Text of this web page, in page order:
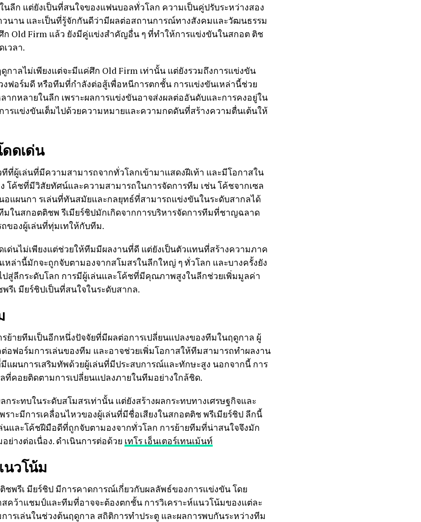
ลีก แต่ยังเป็นที่สนใจของแฟนบอลทั่วโลก ความเป็นคู่ปรับระหว่างสอง
วนาน และเป็นที่รู้จักกันดีว่ามีผลต่อสถานการณ์ทางสังคมและวัฒนธรรม
Old Firm แล้ว ยังมีคู่แข่งสำคัญอื่น ๆ ที่ทำให้การแข่งขันในสกอต ติช
วลา.
าลไม่เพียงแต่จะมีแค่ศึก Old Firm เท่านั้น แต่ยังรวมถึงการแข่งขัน
งฟอร์มดี หรือทีมที่กำลังต่อสู้เพื่อหนีการตกชั้น การแข่งขันเหล่านี้ช่วย
กหลายในลีก เพราะผลการแข่งขันอาจส่งผลต่ออันดับและการคงอยู่ใน
ารแข่งขันเต็มไปด้วยความหมายและความกดดันที่สร้างความตื่นเต้นให้
ดเด่น
ทีที่ผู้เล่นที่มีความสามารถจากทั่วโลกเข้ามาแสดงฝีเท้า และมีโอกาสใน
โค้ชที่มีวิสัยทัศน์และความสามารถในการจัดการทีม เช่น โค้ชจากเซล
นอแผนกา รเล่นที่ทันสมัยและกลยุทธ์ที่สามารถแข่งขันในระดับสากลได้
มในสกอตติชพ รีเมียร์ชิปมักเกิดจากการบริหารจัดการทีมที่ชาญฉลาด
ของผู้เล่นที่ทุ่มเทให้กับทีม.
ด่นไม่เพียงแต่ช่วยให้ทีมมีผลงานที่ดี แต่ยังเป็นตัวแทนที่สร้างความภาค
หล่านี้มักจะถูกจับตามองจากสโมสรในลีกใหญ่ ๆ ทั่วโลก และบางครั้งยัง
ปสู่ลีกระดับโลก การมีผู้เล่นและโค้ชที่มีคุณภาพสูงในลีกช่วยเพิ่มมูลค่า
รีเ มียร์ชิปเป็นที่สนใจในระดับสากล.
ย้ายทีมเป็นอีกหนึ่งปัจจัยที่มีผลต่อการเปลี่ยนแปลงของทีมในฤดูกาล ผู้
อฟอร์มการเล่นของทีม และอาจช่วยเพิ่มโอกาสให้ทีมสามารถทำผลงาน
แผนการเสริมทัพด้วยผู้เล่นที่มีประสบการณ์และทักษะสูง นอกจากนี้ การ
ที่คอยติดตามการเปลี่ยนแปลงภายในทีมอย่างใกล้ชิด.
กระทบในระดับสโมสรเท่านั้น แต่ยังสร้างผลกระทบทางเศรษฐกิจและ
ราะมีการเคลื่อนไหวของผู้เล่นที่มีชื่อเสียงในสกอตติช พรีเมียร์ชิป ลีกนี้
นและโค้ชฝีมือดีที่ถูกจับตามองจากทั่วโลก การย้ายทีมที่น่าสนใจจึงมัก
ย่างต่อเนื่อง. ดำเนินการต่อด้วย เทโร เอ็นเตอร์เทนเม้นท์
นวโน้ม
พรีเ มียร์ชิป มีการคาดการณ์เกี่ยวกับผลลัพธ์ของการแข่งขัน โดย
คว้าแชมป์และทีมที่อาจจะต้องตกชั้น การวิเคราะห์แนวโน้มของแต่ละ
รเล่นในช่วงต้นฤดูกาล สถิติการทำประตู และผลการพบกันระหว่างทีม